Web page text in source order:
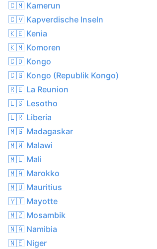
Sonnig
36.2°C
31.6°C
🇨🇲 Kamerun
🇨🇻 Kapverdische Inseln
🇰🇪 Kenia
🇰🇲 Komoren
🇨🇩 Kongo
🇨🇬 Kongo (Republik Kongo)
🇷🇪 La Reunion
🇱🇸 Lesotho
🇱🇷 Liberia
🇲🇬 Madagaskar
🇲🇼 Malawi
🇲🇱 Mali
🇲🇦 Marokko
🇲🇺 Mauritius
🇾🇹 Mayotte
🇲🇿 Mosambik
🇳🇦 Namibia
🇳🇪 Niger